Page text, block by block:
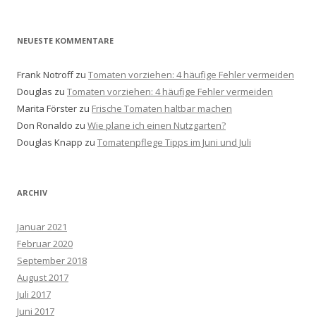
NEUESTE KOMMENTARE
Frank Notroffzu Tomaten vorziehen: 4 häufige Fehler vermeiden
Douglas zu Tomaten vorziehen: 4 häufige Fehler vermeiden
Marita Förster zu Frische Tomaten haltbar machen
Don Ronaldo zu Wie plane ich einen Nutzgarten?
Douglas Knapp zu Tomatenpflege Tipps im Juni und Juli
ARCHIV
Januar 2021
Februar 2020
September 2018
August 2017
Juli 2017
Juni 2017